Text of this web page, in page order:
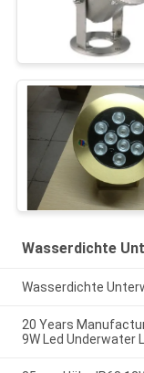
Wasserdichte
Wasserdichte
20 Years
9W Led Underwater